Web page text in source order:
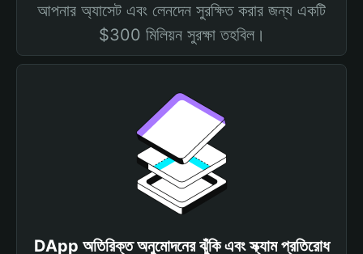
আপনার অ্যাসেট এবং লেনদেন সুরক্ষিত করার জন্য একটি
$300 মিলিয়ন সুরক্ষা তহবিল।
DApp অতিরিক্ত অনুমোদনের ঝুঁকি এবং স্ক্যাম প্রতিরোধ